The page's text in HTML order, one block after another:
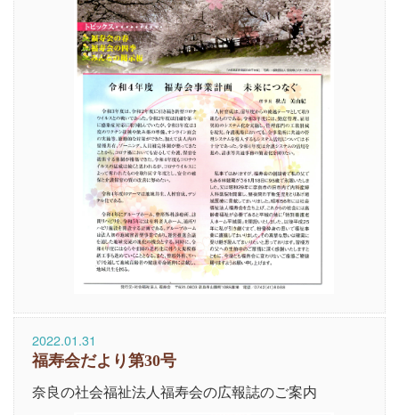
2022.01.31
福寿会だより第30号
奈良の社会福祉法人福寿会の広報誌のご案内